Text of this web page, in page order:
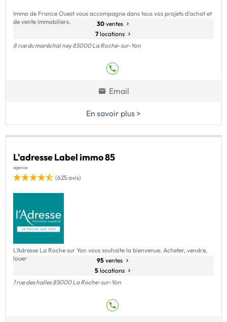
Immo de France Ouest vous accompagne dans tous vos projets d'achat et
de vente immobiliers.
30ventes
7locations
8 rue du maréchal ney 85000 La Roche-sur-Yon
Email
En savoir plus >
L'adresse Label immo 85
agence
(625 avis)
L’Adresse La Roche sur Yon vous souhaite la bienvenue. Acheter, vendre,
louer
95 ventes
5 locations
1 rue des halles 85000 La Roche-sur-Yon